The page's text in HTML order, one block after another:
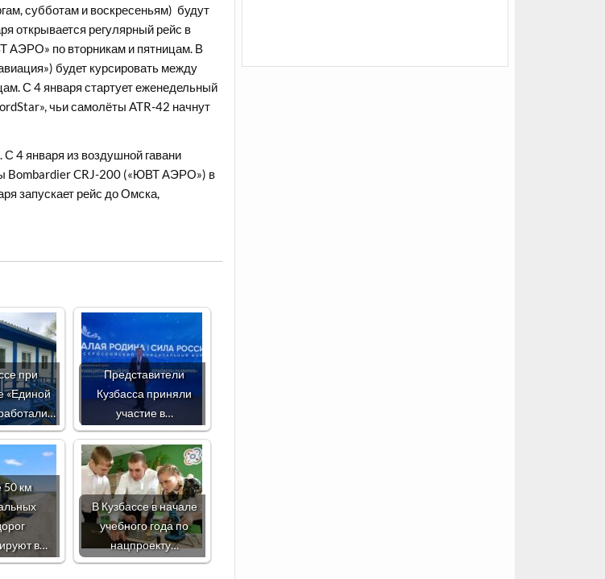
субботам и воскресеньям) будут
открывается регулярный рейс в
АЭРО» по вторникам и пятницам. В
будет курсировать между
С 4 января стартует еженедельный
чьи самолёты ATR-42 начнут
4 января из воздушной гавани
Bombardier CRJ-200 («ЮВТ АЭРО») в
запускает рейс до Омска,
при
«Единой
Представители
Кузбасса приняли
участие в…
км
в…
В Кузбассе в начале
учебного года по
нацпроекту…